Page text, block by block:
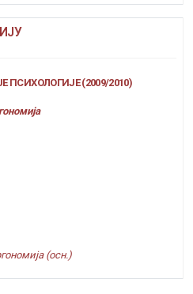
(2009/2010)
(осн.)